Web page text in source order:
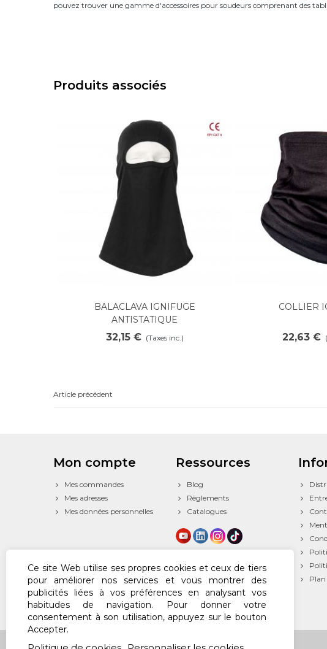
Ce site Web utilise ses propres cookies et ceux de tiers
pour améliorer nos services et vous montrer des
publicités liées à vos préférences en analysant vos
habitudes de navigation. Pour donner votre
consentement à son utilisation, appuyez sur le bouton
Accepter.
pouvez trouver une gamme d'accessoires pour soudeurs comprenant des
Produits associés
Ajouter au panier
BALACLAVA IGNIFUGE
ANTISTATIQUE
32,15 € (Taxes inc.)
COLLIER
22,63 €
Article précédent
Mon compte
Mes commandes
Mes adresses
Mes données personnelles
Ressources
Blog
Règlements
Catalogues
Plan